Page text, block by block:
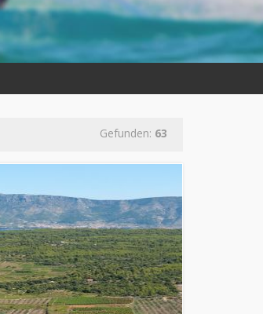
Gefunden: 63